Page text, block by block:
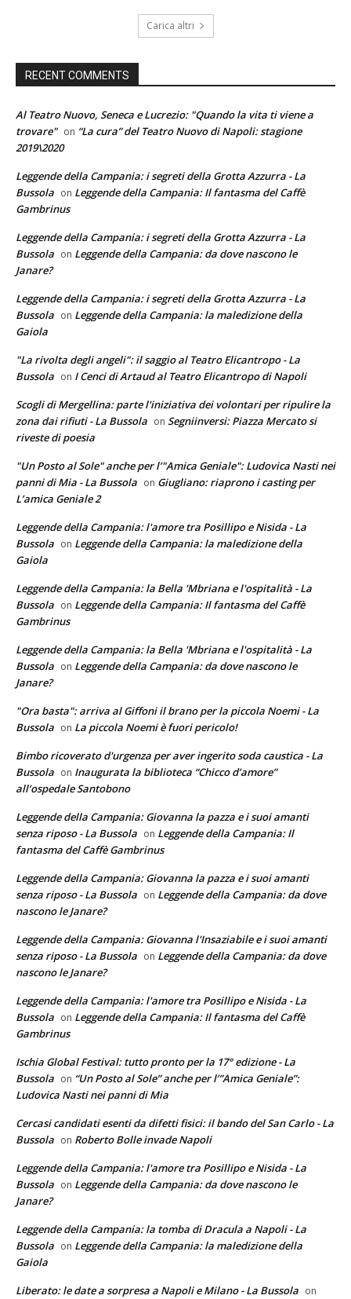
Carica altri
RECENT COMMENTS
Al Teatro Nuovo, Seneca e Lucrezio: "Quando la vita ti viene a
trovare" on “La cura” del Teatro Nuovo di Napoli: stagione
2019\2020
Leggende della Campania: i segreti della Grotta Azzurra - La
Bussola on Leggende della Campania: Il fantasma del Caffè
Gambrinus
Leggende della Campania: i segreti della Grotta Azzurra - La
Bussola on Leggende della Campania: da dove nascono le
Janare?
Leggende della Campania: i segreti della Grotta Azzurra - La
Bussola on Leggende della Campania: la maledizione della
Gaiola
"La rivolta degli angeli": il saggio al Teatro Elicantropo - La
Bussola on I Cenci di Artaud al Teatro Elicantropo di Napoli
Scogli di Mergellina: parte l'iniziativa dei volontari per ripulire la
zona dai rifiuti - La Bussola on Segniinversi: Piazza Mercato si
riveste di poesia
"Un Posto al Sole" anche per l’"Amica Geniale": Ludovica Nasti nei
panni di Mia - La Bussola on Giugliano: riaprono i casting per
L’amica Geniale 2
Leggende della Campania: l'amore tra Posillipo e Nisida - La
Bussola on Leggende della Campania: la maledizione della
Gaiola
Leggende della Campania: la Bella 'Mbriana e l'ospitalità - La
Bussola on Leggende della Campania: Il fantasma del Caffè
Gambrinus
Leggende della Campania: la Bella 'Mbriana e l'ospitalità - La
Bussola on Leggende della Campania: da dove nascono le
Janare?
"Ora basta": arriva al Giffoni il brano per la piccola Noemi - La
Bussola on La piccola Noemi è fuori pericolo!
Bimbo ricoverato d'urgenza per aver ingerito soda caustica - La
Bussola on Inaugurata la biblioteca “Chicco d’amore”
all’ospedale Santobono
Leggende della Campania: Giovanna la pazza e i suoi amanti
senza riposo - La Bussola on Leggende della Campania: Il
fantasma del Caffè Gambrinus
Leggende della Campania: Giovanna la pazza e i suoi amanti
senza riposo - La Bussola on Leggende della Campania: da dove
nascono le Janare?
Leggende della Campania: Giovanna l'Insaziabile e i suoi amanti
senza riposo - La Bussola on Leggende della Campania: da dove
nascono le Janare?
Leggende della Campania: l'amore tra Posillipo e Nisida - La
Bussola on Leggende della Campania: Il fantasma del Caffè
Gambrinus
Ischia Global Festival: tutto pronto per la 17° edizione - La
Bussola on “Un Posto al Sole” anche per l’”Amica Geniale”:
Ludovica Nasti nei panni di Mia
Cercasi candidati esenti da difetti fisici: il bando del San Carlo - La
Bussola on Roberto Bolle invade Napoli
Leggende della Campania: l'amore tra Posillipo e Nisida - La
Bussola on Leggende della Campania: da dove nascono le
Janare?
Leggende della Campania: la tomba di Dracula a Napoli - La
Bussola on Leggende della Campania: la maledizione della
Gaiola
Liberato: le date a sorpresa a Napoli e Milano - La Bussola on